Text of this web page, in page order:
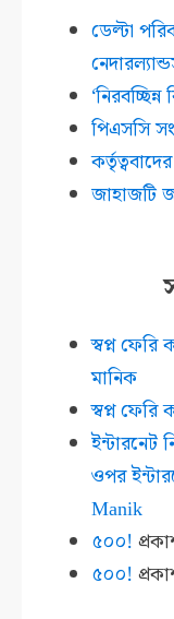
ডেল্টা
পিএসসি
জাহাজটি
স্বপ্ন ফেরি
মানিক
স্বপ্ন ফেরি
ইন্টারনেট
ওপর
Manik
৫০০!
৫০০!